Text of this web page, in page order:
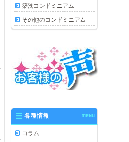
築浅コンドミニアム
その他のコンドミニアム
各種情報 MENU
コラム